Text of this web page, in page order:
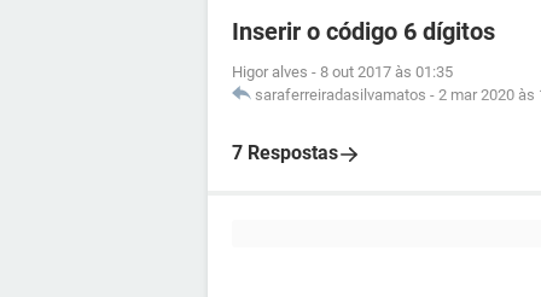
Inserir o código 6 dígitos
Higor alves - 8 out 2017 às 01:35
saraferreiradasilvamatos - 2 mar 2020 às
7 Respostas